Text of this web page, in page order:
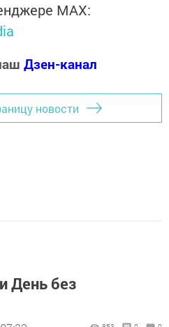
MАХ:
Дзен-канал
новости
День без